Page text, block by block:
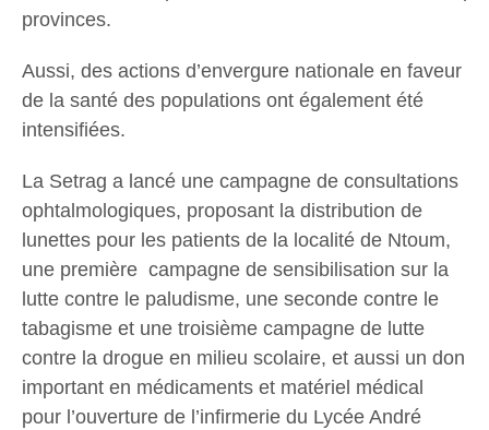
provinces.
Aussi, des actions d’envergure nationale en faveur
de la santé des populations ont également été
intensifiées.
La Setrag a lancé une campagne de consultations
ophtalmologiques, proposant la distribution de
lunettes pour les patients de la localité de Ntoum,
une première campagne de sensibilisation sur la
lutte contre le paludisme, une seconde contre le
tabagisme et une troisième campagne de lutte
contre la drogue en milieu scolaire, et aussi un don
important en médicaments et matériel médical
pour l’ouverture de l’infirmerie du Lycée André